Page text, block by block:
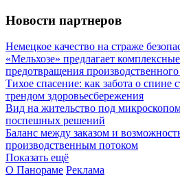
Новости партнеров
Немецкое качество на страже
«Мельхозе» предлагает
предотвращения
Тихое спасение: как забота о спине
трендом здоровьесбережения
Вид на жительство под
поспешных решений
Баланс между заказом и
производственным потоком
Показать ещё
О Панораме Реклама